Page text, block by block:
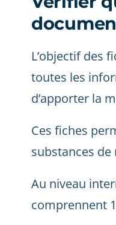
L’objectif des
toutes les
d’apporter la
Ces fiches
substances
Au niveau
comprennent